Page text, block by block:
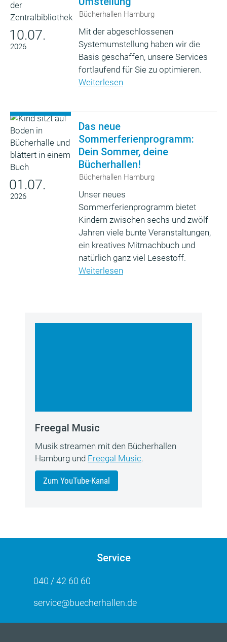
10.07.
2026
Bücherhallen Hamburg
Mit der abgeschlossenen
Systemumstellung haben wir die
Basis geschaffen, unsere Services
fortlaufend für Sie zu optimieren.
Weiterlesen
01.07.
2026
Das neue
Sommerferienprogramm:
Dein Sommer, deine
Bücherhallen!
Bücherhallen Hamburg
Unser neues
Sommerferienprogramm bietet
Kindern zwischen sechs und zwölf
Jahren viele bunte Veranstaltungen,
ein kreatives Mitmachbuch und
natürlich ganz viel Lesestoff.
Weiterlesen
Freegal Music
Musik streamen mit den Bücherhallen
Hamburg und Freegal Music.
Zum YouTube-Kanal
Service
040 / 42 60 60
service@buecherhallen.de